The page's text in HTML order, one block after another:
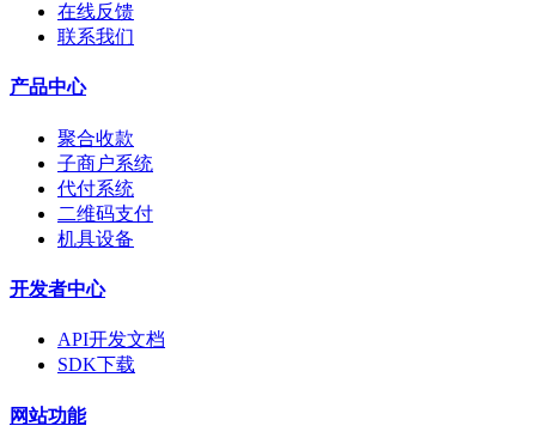
在线反馈
联系我们
产品中心
聚合收款
子商户系统
代付系统
二维码支付
机具设备
开发者中心
API开发文档
SDK下载
网站功能